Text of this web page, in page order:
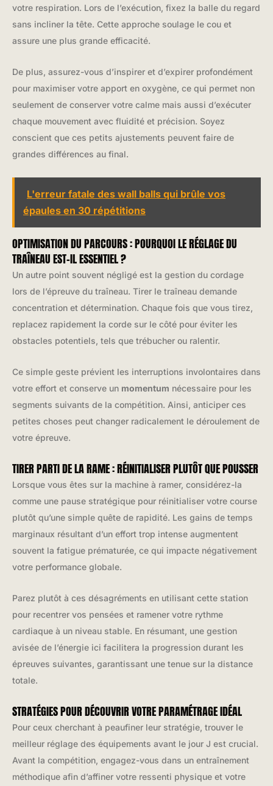
votre respiration. Lors de l’exécution, fixez la balle du regard
sans incliner la tête. Cette approche soulage le cou et
assure une plus grande efficacité.
De plus, assurez-vous d’inspirer et d’expirer profondément
pour maximiser votre apport en oxygène, ce qui permet non
seulement de conserver votre calme mais aussi d’exécuter
chaque mouvement avec fluidité et précision. Soyez
conscient que ces petits ajustements peuvent faire de
grandes différences au final.
L'erreur fatale des wall balls qui brûle vos
épaules en 30 répétitions
OPTIMISATION DU PARCOURS : POURQUOI LE RÉGLAGE DU
TRAÎNEAU EST-IL ESSENTIEL ?
Un autre point souvent négligé est la gestion du cordage
lors de l’épreuve du traîneau. Tirer le traîneau demande
concentration et détermination. Chaque fois que vous tirez,
replacez rapidement la corde sur le côté pour éviter les
obstacles potentiels, tels que trébucher ou ralentir.
Ce simple geste prévient les interruptions involontaires dans
votre effort et conserve un momentum nécessaire pour les
segments suivants de la compétition. Ainsi, anticiper ces
petites choses peut changer radicalement le déroulement de
votre épreuve.
TIRER PARTI DE LA RAME : RÉINITIALISER PLUTÔT QUE POUSSER
Lorsque vous êtes sur la machine à ramer, considérez-la
comme une pause stratégique pour réinitialiser votre course
plutôt qu’une simple quête de rapidité. Les gains de temps
marginaux résultant d’un effort trop intense augmentent
souvent la fatigue prématurée, ce qui impacte négativement
votre performance globale.
Parez plutôt à ces désagréments en utilisant cette station
pour recentrer vos pensées et ramener votre rythme
cardiaque à un niveau stable. En résumant, une gestion
avisée de l’énergie ici facilitera la progression durant les
épreuves suivantes, garantissant une tenue sur la distance
totale.
STRATÉGIES POUR DÉCOUVRIR VOTRE PARAMÉTRAGE IDÉAL
Pour ceux cherchant à peaufiner leur stratégie, trouver le
meilleur réglage des équipements avant le jour J est crucial.
Avant la compétition, engagez-vous dans un entraînement
méthodique afin d’affiner votre ressenti physique et votre